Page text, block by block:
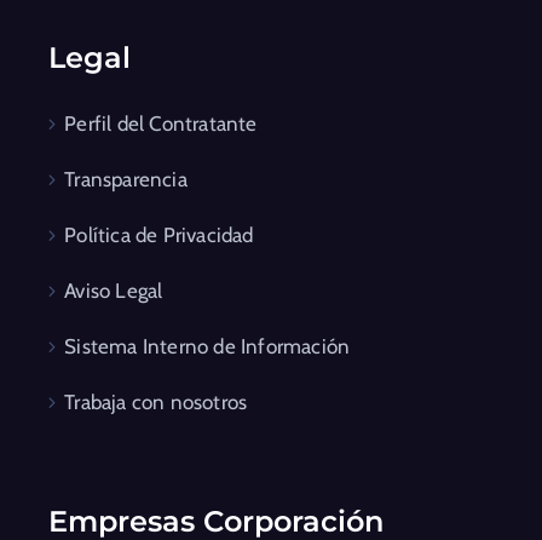
Legal
Perfil del Contratante
Transparencia
Política de Privacidad
Aviso Legal
Sistema Interno de Información
Trabaja con nosotros
Empresas Corporación